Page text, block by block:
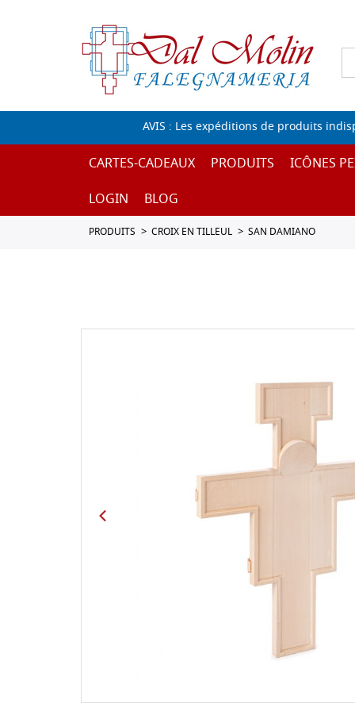
AVIS : Les expéditions de produits
CARTES-CADEAUX PRODUITS
ICÔNES
LOGIN
BLOG
PRODUITS CROIX EN TILLEUL SAN DAMIANO